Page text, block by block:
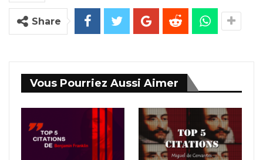
Share
Vous Pourriez Aussi Aimer